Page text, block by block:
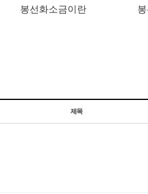
봉선화소금이란
제목